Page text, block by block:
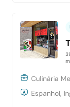
Culinária
Espanhol,